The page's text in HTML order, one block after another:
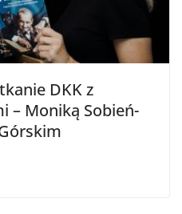
DKK z
– Moniką Sobień-